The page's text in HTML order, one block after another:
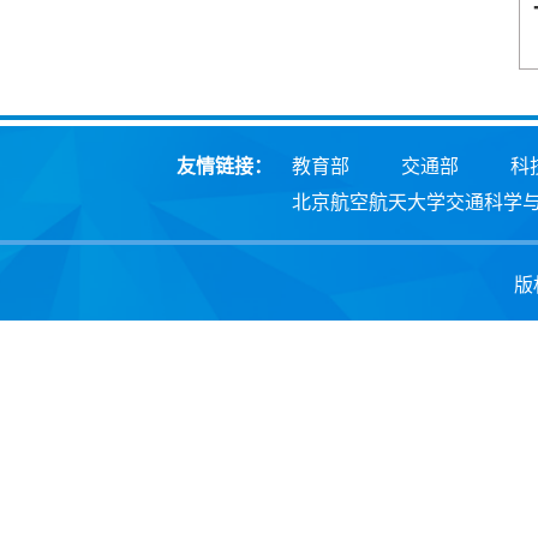
友情链接： 教育部 交通部
科
北京航空航天大学交通科学
版